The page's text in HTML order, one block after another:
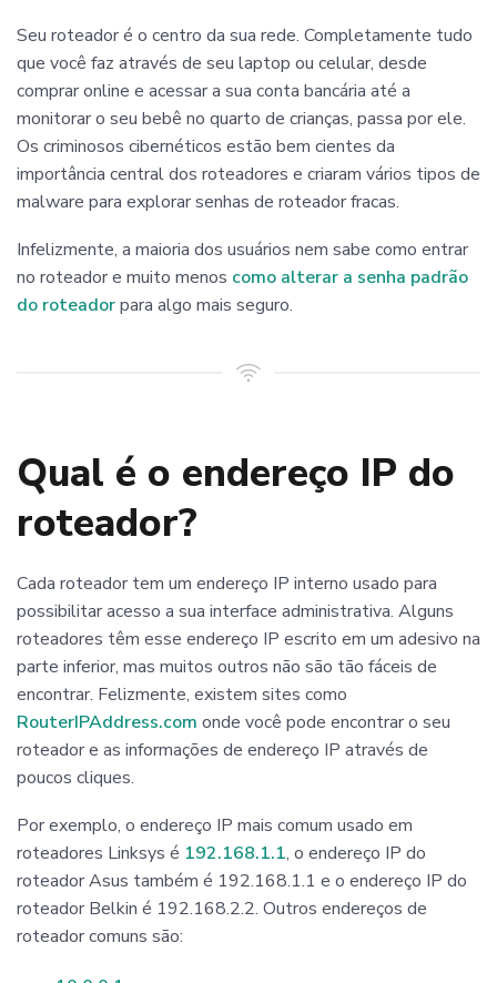
Seu roteador é o centro da sua rede. Completamente tudo
que você faz através de seu laptop ou celular, desde
comprar online e acessar a sua conta bancária até a
monitorar o seu bebê no quarto de crianças, passa por ele.
Os criminosos cibernéticos estão bem cientes da
importância central dos roteadores e criaram vários tipos de
malware para explorar senhas de roteador fracas.
Infelizmente, a maioria dos usuários nem sabe como entrar
no roteador e muito menos como alterar a senha padrão
do roteadorpara algo mais seguro.
Qual é o endereço IP do
roteador?
Cada roteador tem um endereço IP interno usado para
possibilitar acesso a sua interface administrativa. Alguns
roteadores têm esse endereço IP escrito em um adesivo na
parte inferior, mas muitos outros não são tão fáceis de
encontrar. Felizmente, existem sites como
RouterIPAddress.com onde você pode encontrar o seu
roteador e as informações de endereço IP através de
poucos cliques.
Por exemplo, o endereço IP mais comum usado em
roteadores Linksys é 192.168.1.1, o endereço IP do
roteador Asus também é 192.168.1.1 e o endereço IP do
roteador Belkin é 192.168.2.2. Outros endereços de
roteador comuns são: